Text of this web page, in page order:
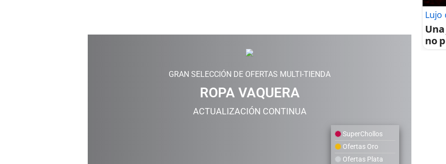
GRAN SELECCIÓN DE OFERTAS MULTI-TIENDA
ROPA VAQUERA
ACTUALIZACIÓN CONTINUA
SuperChollos
Ofertas Oro
Ofertas Plata
Lujo
no